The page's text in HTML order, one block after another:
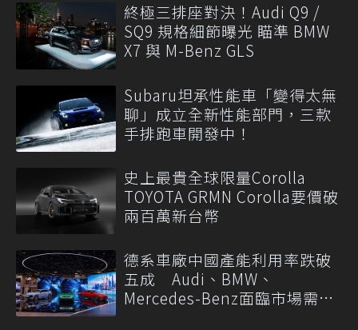
終極三排座對決！Audi Q9 /
SQ9 規格細節曝光 瞄準 BMW
X7 與 M-Benz GLS
Subaru坦承性能車「變得太無
聊」成立全新性能部門，三款
手排跑車開發中！
史上最貴全球限量Corolla
TOYOTA GRMN Corolla要價破
兩百萬新台幣
德系車廠中國產能利用率跌破
五成 Audi、BMW、
Mercedes-Benz面臨市場需求